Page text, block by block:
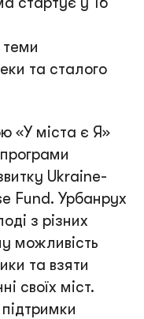
теми
та сталого
«У міста є Я»
Ukraine-
Fund. Урбанрух
з різних
можливість
та взяти
своїх міст.